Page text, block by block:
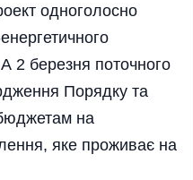
одноголосно
2 березня поточного
Порядку та
на
яке проживає на